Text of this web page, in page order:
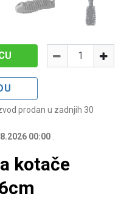
-
Količina +
prodan u zadnjih 30
00:00
kotače